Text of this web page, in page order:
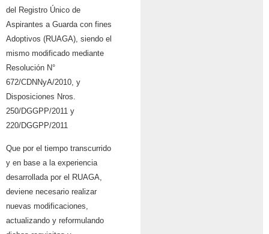
del Registro Único de
Aspirantes a Guarda con fines
Adoptivos (RUAGA), siendo el
mismo modificado mediante
Resolución N°
672/CDNNyA/2010, y
Disposiciones Nros.
250/DGGPP/2011 y
220/DGGPP/2011
Que por el tiempo transcurrido
y en base a la experiencia
desarrollada por el RUAGA,
deviene necesario realizar
nuevas modificaciones,
actualizando y reformulando